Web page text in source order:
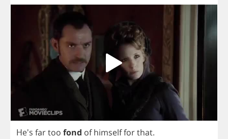
He's fartoo fond of himselfforthat.